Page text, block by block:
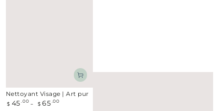
Nettoyant Visage | Art pur
Prix
$ 45 .00 $ 65 .00